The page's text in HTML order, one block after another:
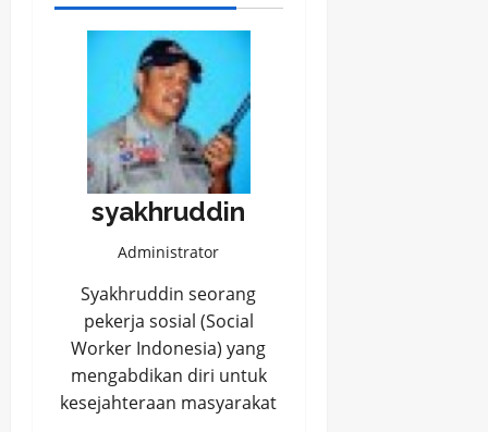
syakhruddin
Administrator
Syakhruddin seorang
pekerja sosial (Social
Worker Indonesia) yang
mengabdikan diri untuk
kesejahteraan masyarakat